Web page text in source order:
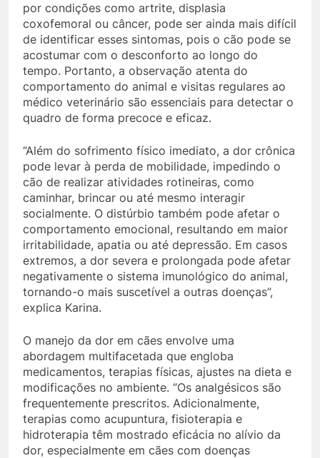
por condições como artrite, displasia
coxofemoral ou câncer, pode ser ainda mais difícil
de identificar esses sintomas, pois o cão pode se
acostumar com o desconforto ao longo do
tempo. Portanto, a observação atenta do
comportamento do animal e visitas regulares ao
médico veterinário são essenciais para detectar o
quadro de forma precoce e eficaz.
“Além do sofrimento físico imediato, a dor crônica
pode levar à perda de mobilidade, impedindo o
cão de realizar atividades rotineiras, como
caminhar, brincar ou até mesmo interagir
socialmente. O distúrbio também pode afetar o
comportamento emocional, resultando em maior
irritabilidade, apatia ou até depressão. Em casos
extremos, a dor severa e prolongada pode afetar
negativamente o sistema imunológico do animal,
tornando-o mais suscetível a outras doenças”,
explica Karina.
O manejo da dor em cães envolve uma
abordagem multifacetada que engloba
medicamentos, terapias físicas, ajustes na dieta e
modificações no ambiente. “Os analgésicos são
frequentemente prescritos. Adicionalmente,
terapias como acupuntura, fisioterapia e
hidroterapia têm mostrado eficácia no alívio da
dor, especialmente em cães com doenças